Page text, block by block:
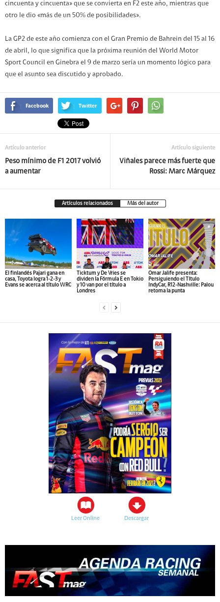
cincuenta y cincuenta» que se convierta en F2 este año, mientras que
otro le dio «más de un 50% de posibilidades».
La GP2 de este año comienza con el Gran Premio de Bahrein del 15 al 16
de abril, lo que significa que la próxima reunión del World Motor
Sport Council en Ginebra el 9 de marzo sería un momento lógico para
que el asunto sea discutido y aprobado.
Facebook Twitter
Artículo anterior
Peso mínimo de F1 2017 volvió
a aumentar
Artículo siguiente
Viñales parece más fuerte que
Rossi: Marc Márquez
Artículos relacionados Más del autor
El finlandés Pajari gana en
casa, Toyota logra 1-2-3 y
Evans se acerca al título WRC
Ticktum y De Vries se
dividen la Fórmula E en Tokio
y 10 van por el título a
Londres
Omar Jalife presenta:
Persiguiendo el Título
IndyCar, R12-Nashville: Palou
retoma la punta
Leer Online Descargar